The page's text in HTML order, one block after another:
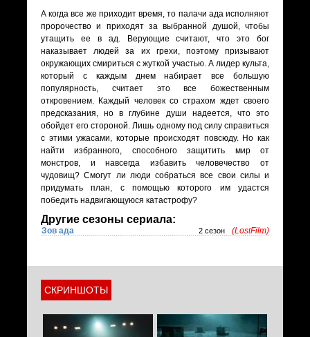
А когда все же приходит время, то палачи ада исполняют
пророчество и приходят за выбранной душой, чтобы
утащить ее в ад. Верующие считают, что это бог
наказывает людей за их грехи, поэтому призывают
окружающих смириться с жуткой участью. А лидер культа,
который с каждым днем набирает все большую
популярность, считает это все божественным
откровением. Каждый человек со страхом ждет своего
предсказания, но в глубине души надеется, что это
обойдет его стороной. Лишь одному под силу справиться
с этими ужасами, которые происходят повсюду. Но как
найти избранного, способного защитить мир от
монстров, и навсегда избавить человечество от
чудовищ? Смогут ли люди собраться все свои силы и
придумать план, с помощью которого им удастся
победить надвигающуюся катастрофу?
Другие сезоны сериала:
Зов ада 2 сезон (LostFilm)
СКРИНШОТЫ